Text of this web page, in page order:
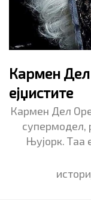
Кармен Дел
ејџистите
Кармен Дел
супермодел,
Њујорк. Таа